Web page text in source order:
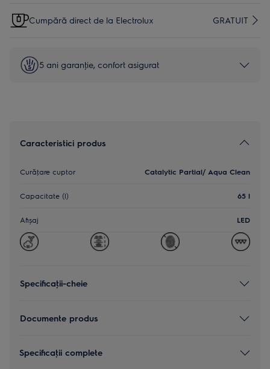
Cumpără direct de la Electrolux GRATUIT
5 ani garanţie, confort asigurat
Caracteristici produs
Curăţare cuptor Catalytic Partial/ Aqua Clean
Capacitate (l) 65 l
Afișaj LED
Specificaţii-cheie
Documente produs
Specificaţii complete